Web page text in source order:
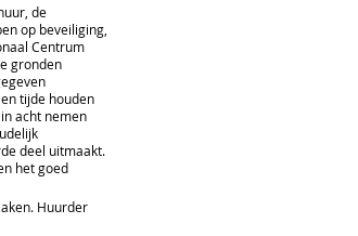
de
op beveiliging,
Centrum
gronden
tijde houden
acht nemen
deel uitmaakt.
het goed
Huurder